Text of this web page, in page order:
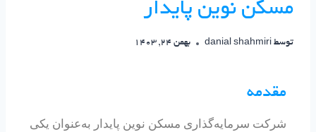
مسکن نوین پایدار
توسط danial shahmiri بهمن 24, 1403
مقدمه
شرکت سرمایه‌گذاری مسکن نوین پایدار به‌عنوان یکی